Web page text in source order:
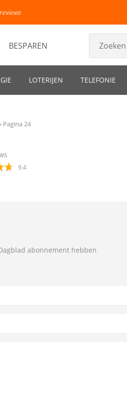
BESPAREN
LOTERIJEN TELEFONIE
Pagina 24
9.4
abonnement hebben